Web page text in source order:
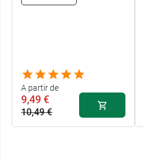
A partir de
9,49 €
10,49 €